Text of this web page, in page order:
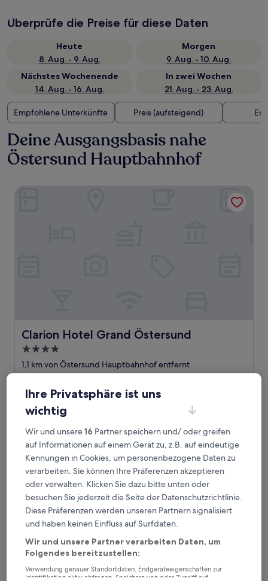
Überprüfe die Preise für diese Daten
Heute
8. Aug. - 9. Aug.
Morgen
9. Aug. - 10. Aug.
Nächstes Wochenende
14. Aug. - 16. Aug.
In zwei Wochen
21. Aug. - 23. Aug.
Empfohlene Unterkünfte Preis (aufsteigend)
Deine Ausgangsbasis nahe
Östersund Hauptbahnhof
Clarion Hotel Grand Östersund
Clarion Hotel Grand Östersund
4.0-
Sterne-
Unterkunft
1,1 km von Östersund Hauptbahnhof entfernt
9.0
von
10,
Wunderbar,
Bewertungen)
116 €
inkl. Steuern & Gebühren
Hotell Östersund
Ihre Privatsphäre ist uns
wichtig
Wir und unsere16 Partner speichern und/ oder greifen
auf Informationen auf einem Gerät zu, z.B. auf eindeutige
Kennungen in Cookies, um personenbezogene Daten zu
verarbeiten. Sie können Ihre Präferenzen akzeptieren
oder verwalten. Klicken Sie dazu bitte unten oder
besuchen Sie jederzeit die Seite der Datenschutzrichtlinie.
Diese Präferenzen werden unseren Partnern signalisiert
und haben keinen Einfluss auf Surfdaten.
Wir und unsere Partner verarbeiten Daten, um
Folgendes bereitzustellen:
Verwendung genauer Standortdaten. Endgeräteeigenschaften zur
Identifikation aktiv abfragen. Speichern von oder Zugriff auf